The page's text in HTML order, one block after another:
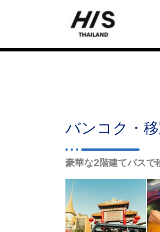
バンコク・
豪華な2階建てバスで